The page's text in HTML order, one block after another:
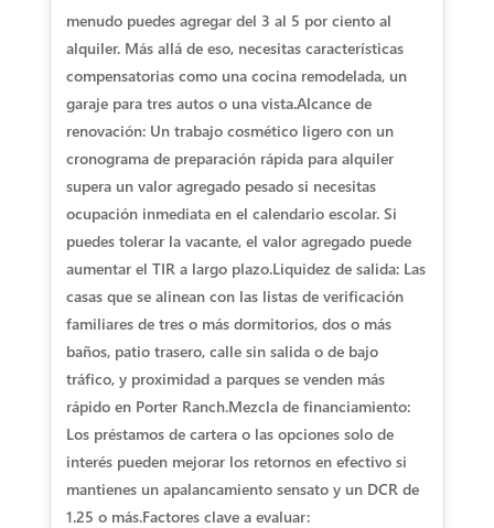
menudo puedes agregar del 3 al 5 por ciento al
alquiler. Más allá de eso, necesitas características
compensatorias como una cocina remodelada, un
garaje para tres autos o una vista.Alcance de
renovación: Un trabajo cosmético ligero con un
cronograma de preparación rápida para alquiler
supera un valor agregado pesado si necesitas
ocupación inmediata en el calendario escolar. Si
puedes tolerar la vacante, el valor agregado puede
aumentar el TIR a largo plazo.Liquidez de salida: Las
casas que se alinean con las listas de verificación
familiares de tres o más dormitorios, dos o más
baños, patio trasero, calle sin salida o de bajo
tráfico, y proximidad a parques se venden más
rápido en Porter Ranch.Mezcla de financiamiento:
Los préstamos de cartera o las opciones solo de
interés pueden mejorar los retornos en efectivo si
mantienes un apalancamiento sensato y un DCR de
1.25 o más.Factores clave a evaluar: